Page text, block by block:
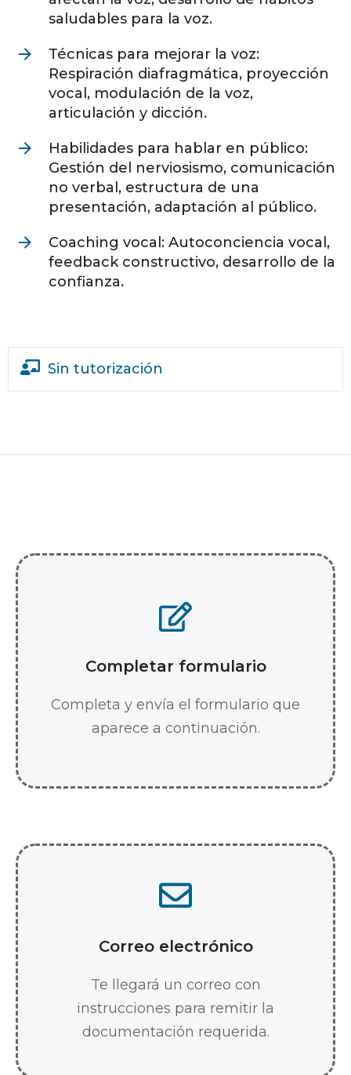
saludables para la voz.
Técnicas para mejorar la voz:
Respiración diafragmática, proyección
vocal, modulación de la voz,
articulación y dicción.
Habilidades para hablar en público:
Gestión del nerviosismo, comunicación
no verbal, estructura de una
presentación, adaptación al público.
Coaching vocal: Autoconciencia vocal,
feedback constructivo, desarrollo de la
confianza.
Sin tutorización
Completar formulario
Completa y envía el formulario que
aparece a continuación.
Correo electrónico
Te llegará un correo con
instrucciones para remitir la
documentación requerida.